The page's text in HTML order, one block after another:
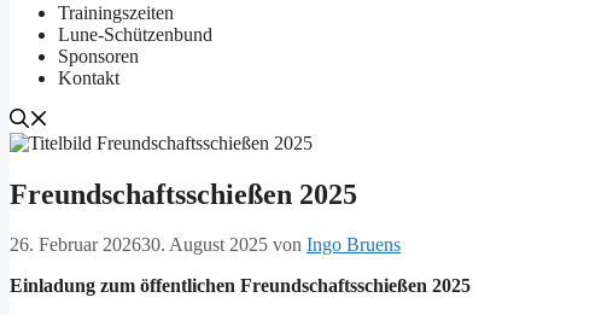
Trainingszeiten
Lune-Schützenbund
Sponsoren
Kontakt
Freundschaftsschießen 2025
26. Februar 202630. August 2025 von Ingo Bruens
Einladung zum öffentlichen Freundschaftsschießen 2025